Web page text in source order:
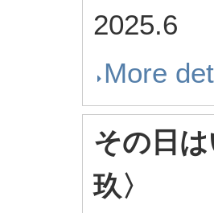
2025.6
More
その日
玖〉